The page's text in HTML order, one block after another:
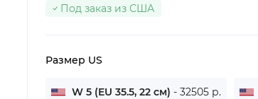
Под заказ из США
Размер US
W 5 (EU 35.5, 22 см) - 32505 р.